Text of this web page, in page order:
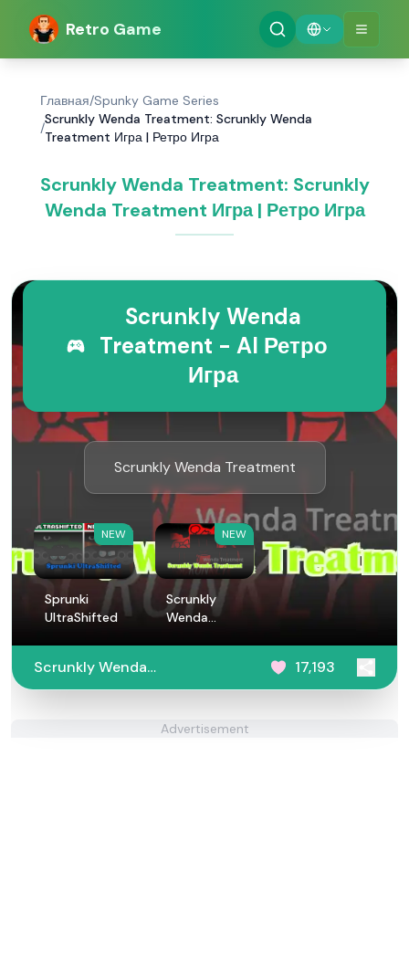
Retro Game
Главная/Spunky Game Series
/
Scrunkly Wenda Treatment: Scrunkly Wenda
Treatment Игра | Ретро Игра
Scrunkly Wenda Treatment: Scrunkly
Wenda Treatment Игра | Ретро Игра
Scrunkly Wenda
Treatment - AI Ретро
Игра
Scrunkly Wenda Treatment
NEW
Sprunki
UltraShifted
NEW
Scrunkly
Wenda
Scrunkly Wenda
Treatment
17,193
Advertisement